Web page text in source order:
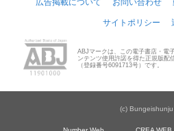
広告掲載について お問い合わせ
サイトポリシー
ABJマークは、この電子書店・電
ンテンツ使用許諾を得た正規版配
（登録番号6091713号）です。
(c) Bungeishunju